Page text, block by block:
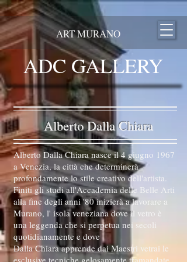
ADC GALLERY
ART MURANO
Alberto Dalla Chiara
Alberto Dalla Chiara nasce il 4 giugno 1967
a Venezia, la città che determinerà
profondamente lo stile creativo dell'artista.
Finiti gli studi all'Accademia delle Belle Arti
alla fine degli anni '80 inizierà a lavorare a
Murano, l' isola veneziana dove il vetro è
una leggenda che si perpetua nei secoli
quotidianamente e dove
Dalla Chiara apprende dai Maestri vetrai le
esclusive tecniche gelosamente tramandate